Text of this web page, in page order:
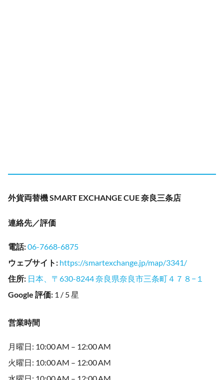
外貨両替機 SMART EXCHANGE CUE 奈良三条店
連絡先／評価
電話:06-7668-6875
ウェブサイト : https://smartexchange.jp/map/3341/
住所: 日本、〒630-8244 奈良県奈良市三条町４７８−１
Google 評価: 1 / 5 星
営業時間
月曜日: 10:00 AM – 12:00 AM
火曜日: 10:00 AM – 12:00 AM